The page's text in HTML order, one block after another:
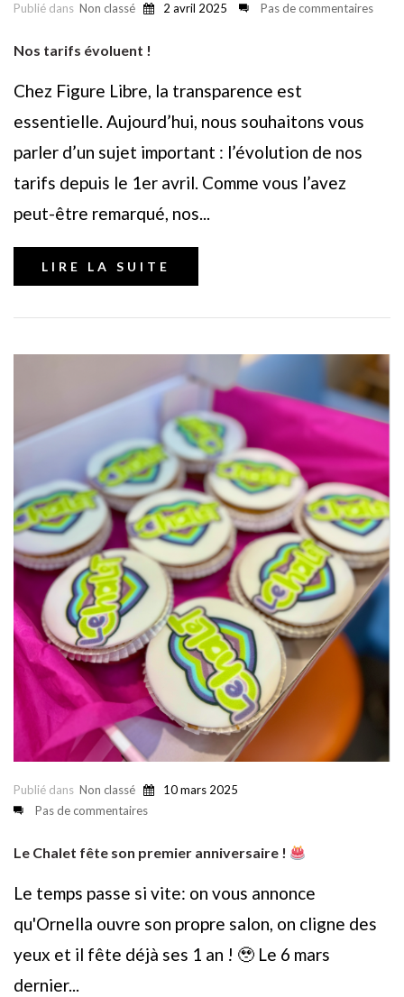
Publié dans Non classé 2 avril 2025 Pas de commentaires
Nos tarifs évoluent !
Chez Figure Libre, la transparence est
essentielle. Aujourd’hui, nous souhaitons vous
parler d’un sujet important : l’évolution de nos
tarifs depuis le 1er avril. Comme vous l’avez
peut-être remarqué, nos...
LIRE LA SUITE
Publié dans Non classé
10 mars 2025
Pas de commentaires
Le Chalet fête son premier anniversaire !
Le temps passe si vite: on vous annonce
qu'Ornella ouvre son propre salon, on cligne des
yeux et il fête déjà ses 1 an ! 🥹 Le 6 mars
dernier...